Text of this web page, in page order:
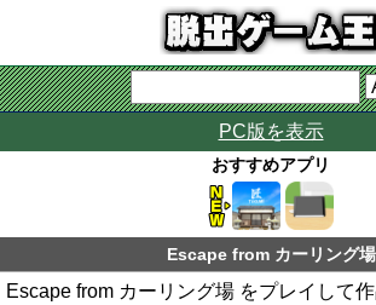
PC版を表示
おすすめアプリ
Escape from カーリング場
Escape from カーリング場 をプレイして